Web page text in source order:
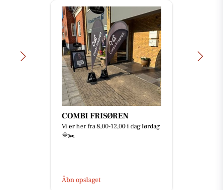
COMBI FRISØREN
Vi er her fra 8,00-12,00 i dag lørdag
🌞✂️
Åbn opslaget